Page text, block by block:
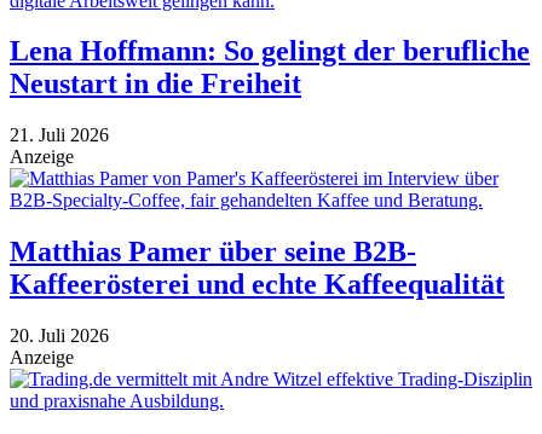
Lena Hoffmann: So gelingt der berufliche
Neustart in die Freiheit
21. Juli 2026
Anzeige
Matthias Pamer über seine B2B-
Kaffeerösterei und echte Kaffeequalität
20. Juli 2026
Anzeige